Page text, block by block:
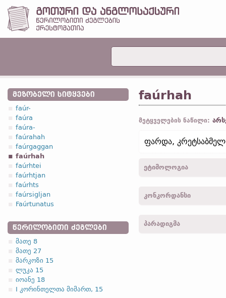
ᲛᲔᲖᲝᲑᲔᲚᲘ ᲡᲘᲢᲧᲕᲔᲑᲘ
faúr-
faúra
faúra-
faúrahah
faúrgaggan
faúrhah
faúrhtei
faúrhtjan
faúrhts
faúrsigljan
Faúrtunatus
ᲬᲔᲠᲘᲚᲝᲑᲘᲗᲘ ᲫᲔᲒᲚᲔᲑᲘ
მათე 8
მათე 27
მარკოზი 15
ლუკა 15
იოანე 18
I კორინთელთა მიმართ, 15
faúrhah
მეტყველების ნაწილი:
ფარდა,
ეტიმოლოგია
კონკორდანსი
პარადიგმა